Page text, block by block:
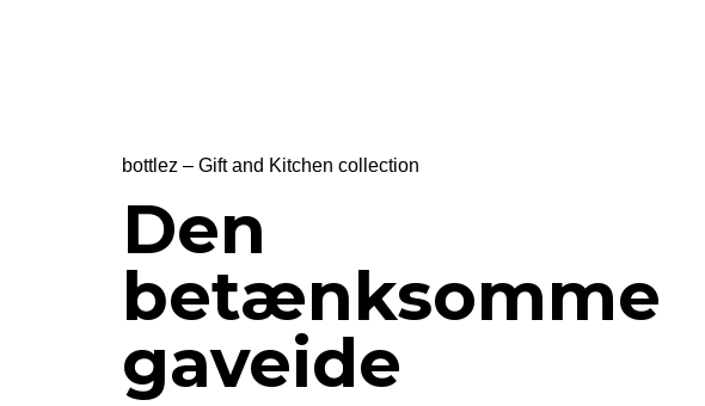
bottlez – Gift and Kitchen collection
Den
betænksomme
gaveide